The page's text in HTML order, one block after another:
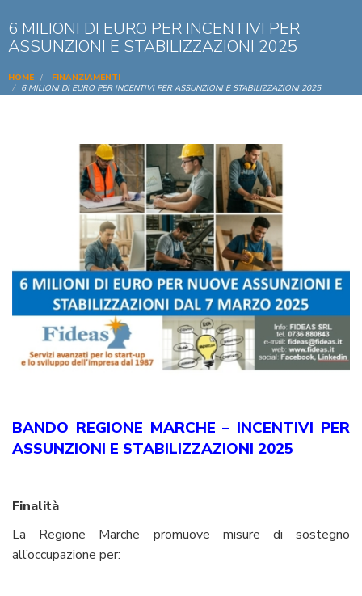
6 MILIONI DI EURO PER INCENTIVI PER
ASSUNZIONI E STABILIZZAZIONI 2025
HOME
FINANZIAMENTI
6 MILIONI DI EURO PER INCENTIVI PER ASSUNZIONI E STABILIZZAZIONI 2025
BANDO REGIONE MARCHE – INCENTIVI PER
ASSUNZIONI E STABILIZZAZIONI 2025
Finalità
La Regione Marche promuove misure di sostegno
all’occupazione per: